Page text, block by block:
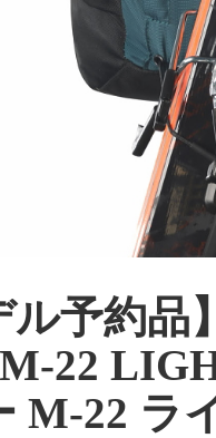
ル予約品
22
M-22 ラ